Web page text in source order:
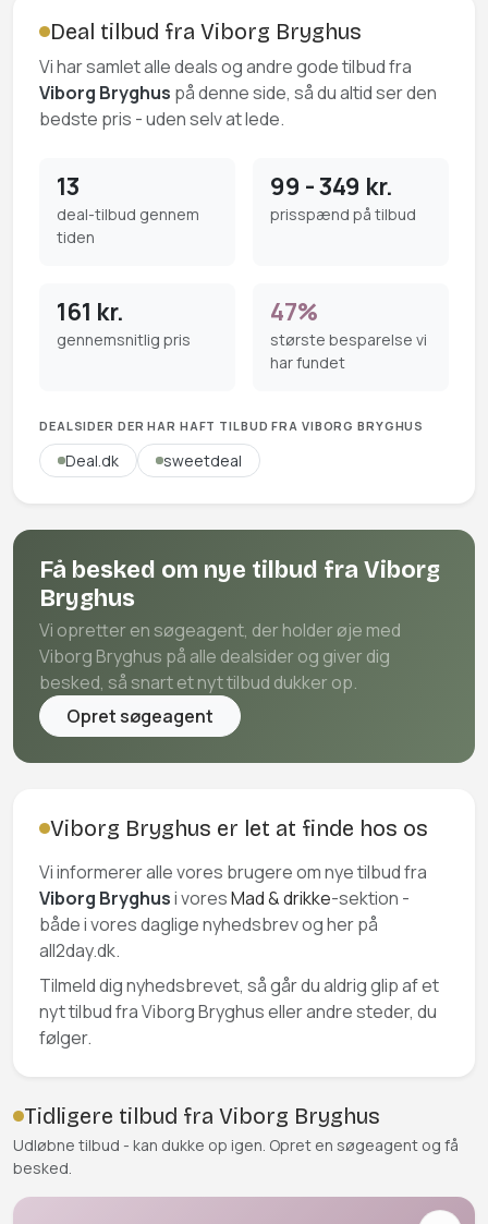
Deal tilbud fra Viborg Bryghus
Vi har samlet alle deals og andre gode tilbud fra
Viborg Bryghus på denne side, så du altid ser den
bedste pris - uden selv at lede.
13
deal-tilbud gennem
tiden
99 - 349 kr.
prisspænd på tilbud
161 kr.
gennemsnitlig pris
47%
største besparelse vi
har fundet
DEALSIDER DER HAR HAFT TILBUD FRA VIBORG BRYGHUS
Deal.dk sweetdeal
Få besked om nye tilbud fra Viborg
Bryghus
Vi opretter en søgeagent, der holder øje med
Viborg Bryghus på alle dealsider og giver dig
besked, så snart et nyt tilbud dukker op.
Opret søgeagent
Viborg Bryghus er let at finde hos os
Vi informerer alle vores brugere om nye tilbud fra
Viborg Bryghusi voresMad & drikke-sektion -
både i vores daglige nyhedsbrev og her på
all2day.dk.
Tilmeld dig nyhedsbrevet, så går du aldrig glip af et
nyt tilbud fra Viborg Bryghus eller andre steder, du
følger.
Tidligere tilbud fra Viborg Bryghus
Udløbne tilbud - kan dukke op igen. Opret en søgeagent og få
besked.